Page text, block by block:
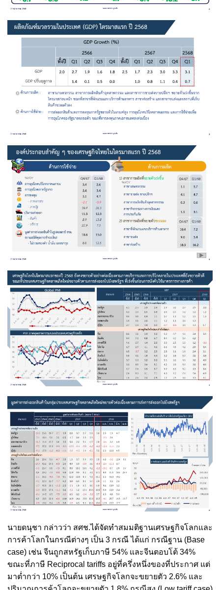
นายดนุชา กล่าวว่า สศช.ได้จัดทำสมมติฐานเศรษฐกิจโลกและ
การค้าโลกในกรณีต่างๆ เป็น 3 กรณี ได้แก่ กรณีฐาน (Base
case) เช่น จีนถูกสหรัฐเก็บภาษี 54% และจีนตอบโต้ 34%
ขณะที่ภาษี Reciprocal tariffs อยู่ที่ครึ่งหนึ่งของที่ประกาศ แต่
มาต่ำกว่า 10% เป็นต้น เศรษฐกิจโลกจะขยายตัว 2.6% และ